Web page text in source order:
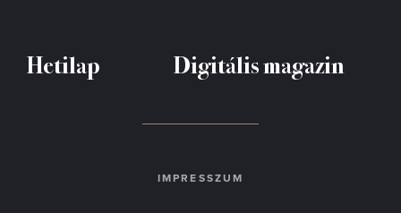
Hetilap Digitális magazin
IMPRESSZUM